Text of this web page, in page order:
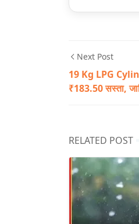
Next Post
19 Kg LPG
₹183.50 सस्ता,
RELATED POST